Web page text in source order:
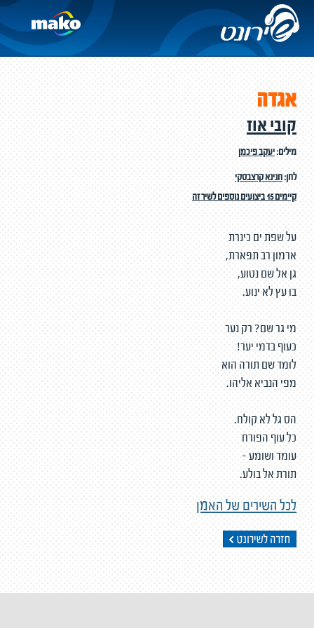
אגדה
קובי אוז
מילים:יעקב פיכמן
לחן:חנינא קרצבסקי
קיימים 15 ביצועים נוספים לשיר זה
על שפת ים כינרת
ארמון רב תפארת,
גן אל שם נטוע,
בו עץ לא ינוע.
מי גר שם? רק נער
כעוף בדמי יער!
לומד שם תורה הוא
מפי הנביא אליהו.
הס גל לא קולח.
כל עוף הפורח
עומד ושומע -
תורת אל בולע.
לכל השירים של האמן